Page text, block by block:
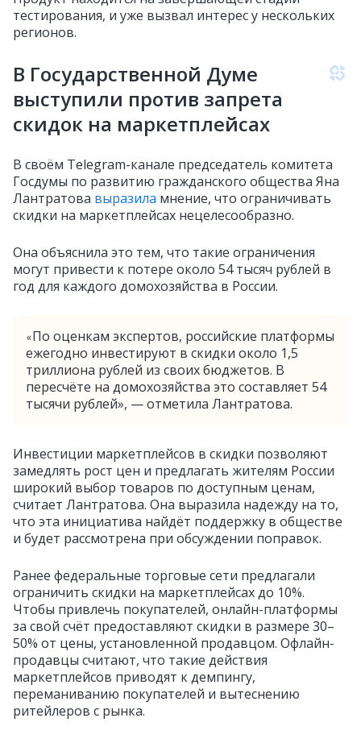
тестирования, и уже вызвал интерес у нескольких
регионов.
В Государственной Думе
выступили против запрета
скидок на маркетплейсах
В своём Telegram-канале председатель комитета
Госдумы по развитию гражданского общества Яна
Лантратова выразила мнение, что ограничивать
скидки на маркетплейсах нецелесообразно.
Она объяснила это тем, что такие ограничения
могут привести к потере около 54 тысяч рублей в
год для каждого домохозяйства в России.
«По оценкам экспертов, российские платформы
ежегодно инвестируют в скидки около 1,5
триллиона рублей из своих бюджетов. В
пересчёте на домохозяйства это составляет 54
тысячи рублей», — отметила Лантратова.
Инвестиции маркетплейсов в скидки позволяют
замедлять рост цен и предлагать жителям России
широкий выбор товаров по доступным ценам,
считает Лантратова. Она выразила надежду на то,
что эта инициатива найдёт поддержку в обществе
и будет рассмотрена при обсуждении поправок.
Ранее федеральные торговые сети предлагали
ограничить скидки на маркетплейсах до 10%.
Чтобы привлечь покупателей, онлайн-платформы
за свой счёт предоставляют скидки в размере 30–
50% от цены, установленной продавцом. Офлайн-
продавцы считают, что такие действия
маркетплейсов приводят к демпингу,
переманиванию покупателей и вытеснению
ритейлеров с рынка.